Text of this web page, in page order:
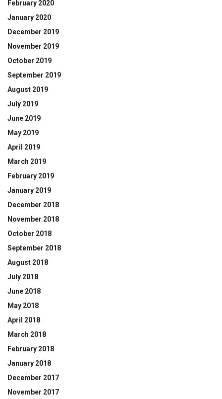
February 2020
January 2020
December 2019
November 2019
October 2019
September 2019
August 2019
July 2019
June 2019
May 2019
April 2019
March 2019
February 2019
January 2019
December 2018
November 2018
October 2018
September 2018
August 2018
July 2018
June 2018
May 2018
April 2018
March 2018
February 2018
January 2018
December 2017
November 2017